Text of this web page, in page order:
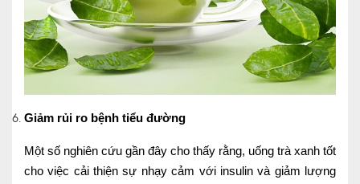
Giảm rủi ro bệnh tiểu đường
Một số nghiên cứu gần đây cho thấy rằng, uống trà xanh tốt
cho việc cải thiện sự nhạy cảm với insulin và giảm lượng